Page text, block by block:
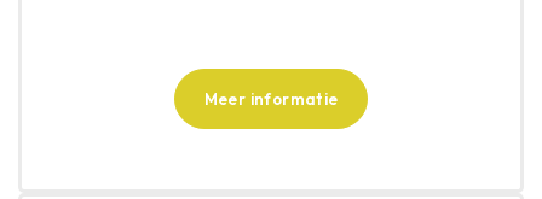
Meer informatie